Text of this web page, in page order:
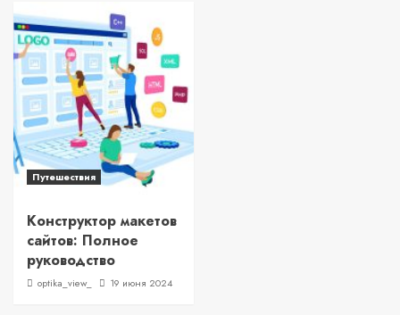
Путешествия
Конструктор макетов
сайтов: Полное
руководство
optika_view_ 19 июня 2024